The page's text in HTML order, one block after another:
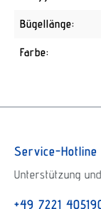
Bügellänge:
Farbe:
Service-Hotline
Unterstützung
+49 7221